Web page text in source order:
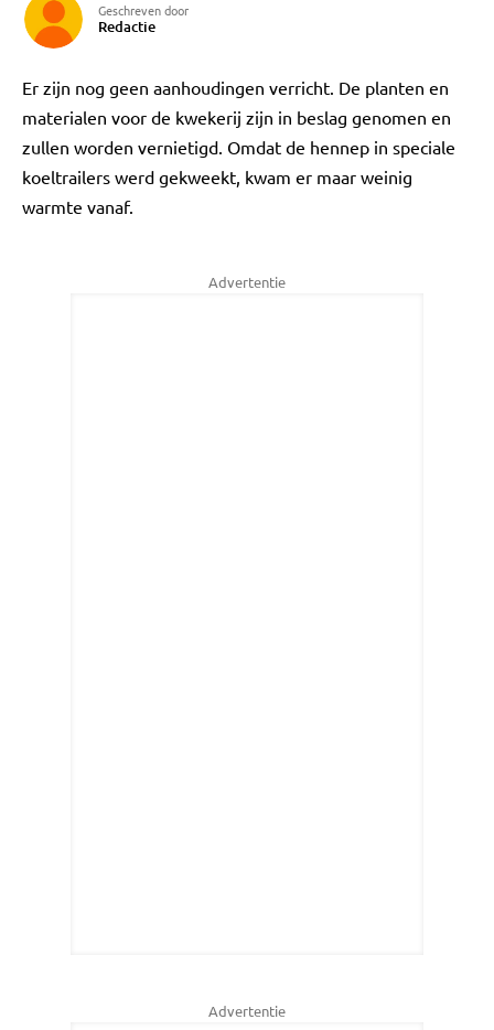
Geschreven door
Redactie
Er zijn nog geen aanhoudingen verricht. De planten en
materialen voor de kwekerij zijn in beslag genomen en
zullen worden vernietigd. Omdat de hennep in speciale
koeltrailers werd gekweekt, kwam er maar weinig
warmte vanaf.
Advertentie
Advertentie